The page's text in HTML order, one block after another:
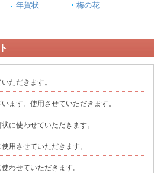
年賀状
梅の花
ただきます。
ます。使用させていただきます。
に使わせていただきます。
用させていただきます。
わせていただきます。